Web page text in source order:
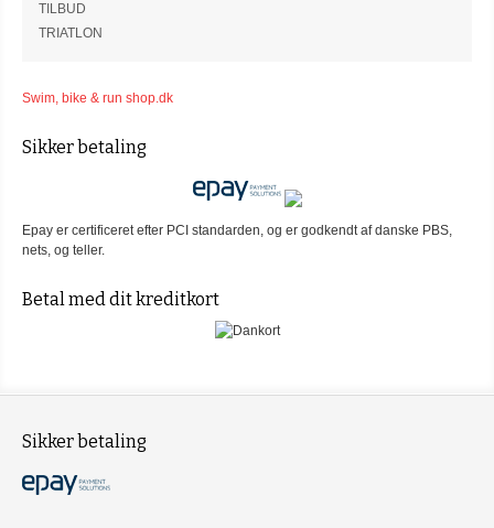
TILBUD
TRIATLON
Swim, bike & run shop.dk
Sikker betaling
Epay er certificeret efter PCI standarden, og er godkendt af danske PBS,
nets, og teller.
Betal med dit kreditkort
Sikker betaling